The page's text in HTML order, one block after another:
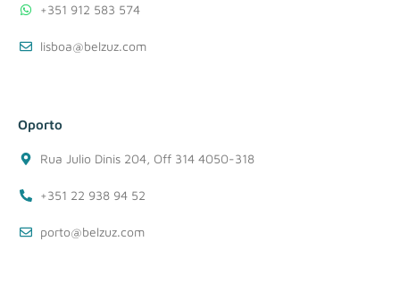
+351 912 583 574
lisboa@belzuz.com
Oporto
Rua Julio Dinis 204, Off 314 4050-318
+351 22 938 94 52
porto@belzuz.com